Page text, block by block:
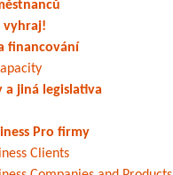
vyhraj!
financování
a jiná legislativa
Pro firmy
Clients